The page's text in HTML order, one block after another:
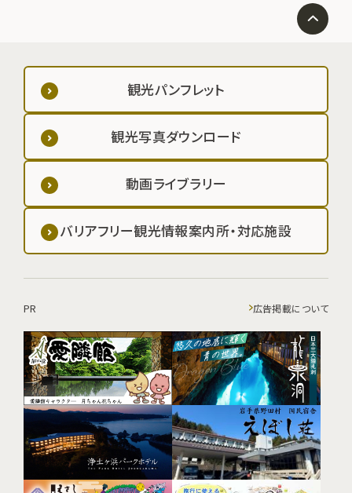
観光パンフレット
観光写真ダウンロード
動画ライブラリー
バリアフリー観光情報案内所・対応施設
PR 広告掲載について